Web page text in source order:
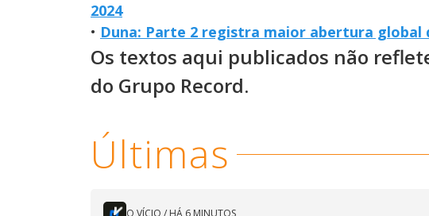
2024
• Duna: Parte 2 registra maior abertura global
Os textos aqui publicados não
do Grupo Record.
Últimas